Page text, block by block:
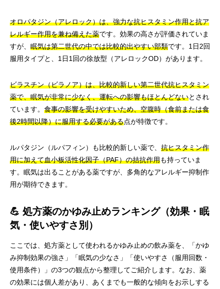
オロパタジン（アレロック）は、強力な抗ヒスタミン作用と抗ア
レルギー作用を兼ね備えた薬です。効果の高さが評価されていま
すが、 眠気は第二世代の中では比較的出やすい部類です。1日2回
服用タイプと、1日1回の徐放型（アレロックOD）があります。
ビラスチン（ビラノア）は、比較的新しい第二世代抗ヒスタミン
薬で、眠気が非常に少なく、運転への影響もほとんどないとされ
ています。 食事の影響を受けやすいため、空腹時（食前または食
後2時間以降）に服用する必要がある点が特徴です。
ルパタジン（ルパフィン）も比較的新しい薬で、 抗ヒスタミン作
用に加えて血小板活性化因子（PAF）の拮抗作用も持っていま
す。眠気は出ることがある薬ですが、多角的なアレルギー抑制作
用が期待できます。
💪 処方薬のかゆみ止めランキング（効果・眠
気・使いやすさ別）
ここでは、処方薬として使われるかゆみ止めの飲み薬を、「かゆ
み抑制効果の強さ」「眠気の少なさ」「使いやすさ（服用回数・
使用条件）」の3つの観点から整理してご紹介します。なお、薬
の効果には個人差があり、あくまでも一般的な傾向をお示しする